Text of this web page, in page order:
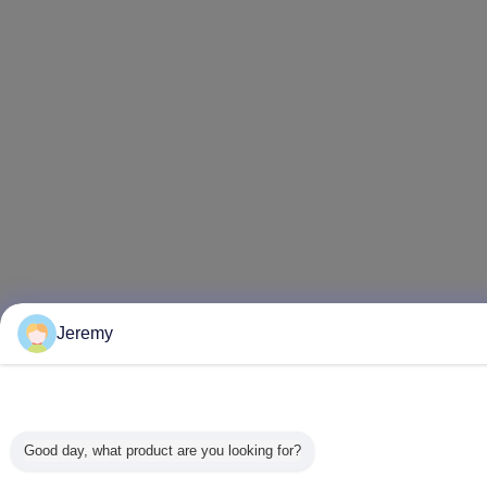
Jeremy
Good day, what product are you looking for?